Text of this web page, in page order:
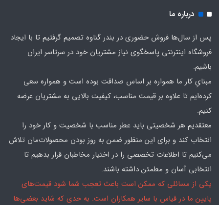
درباره ما
پس از سال‌ها فروش حضوری در بندر گناوه تصمیم گرفتیم تا با ایجاد
فروشگاه اینترنتی پاسخگوی نیاز مشتریان خود در سرتاسر ایران
باشیم.
مبنایِ کار ما همواره بر اساس صداقت بوده است و همواره سعی
کرده‌ایم تا علاوه بر قیمت مناسب، کیفیت بالایی به مشتریان عرضه
کنیم.
معتقدیم هر شخصیتی باید عطر مناسب با شخصیت و کار خود را
انتخاب کند و برای این منظور ضمن به روز بودن محصولات‌مان تلاش
می‌کنیم تا اطلاعات تخصصی را در اختیار مخاطبان قرار بدهیم تا
انتخابی آسان و مطمئن داشته باشند.
یکی از مسائلی که ممکن است باعث تعجب شما شود قیمت‌های
پایین ما در قیاس با سایر همکاران است. به حدی که شاید بعضی‌ها